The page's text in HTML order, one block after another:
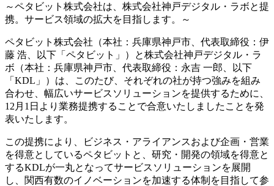
～ペタビット株式会社は、株式会社神戸デジタル・ラボと提
携。サービス領域の拡大を目指します。～
ペタビット株式会社（本社：兵庫県神戸市、代表取締役：伊
藤 浩、以下「ペタビット」）と株式会社神戸デジタル・ラ
ボ（本社：兵庫県神戸市、代表取締役：永吉 一郎、以下
「KDL」）は、このたび、それぞれの社が持つ強みを組み
合わせ、幅広いサービスソリューションを提供するために、
12月1日より業務提携することで合意いたしましたことを発
表いたします。
この提携により、ビジネス・アライアンスおよび企画・営業
を得意としているペタビットと、研究・開発の領域を得意と
するKDLが一丸となってサービスソリューションを展開
し、関西有数のイノベーションを加速する体制を目指して参